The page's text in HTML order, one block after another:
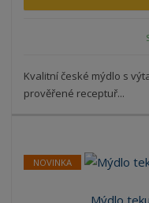
Kvalitní české mýdlo s
prověřené receptuř...
NOVINKA
Mýdlo